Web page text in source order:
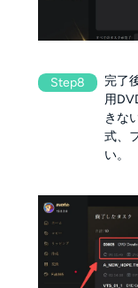
Step8
完了
用
きな
式、
い。